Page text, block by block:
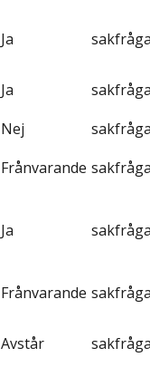
Ja
Ja
Nej
Frånvarande
Ja
Frånvarande
Avstår